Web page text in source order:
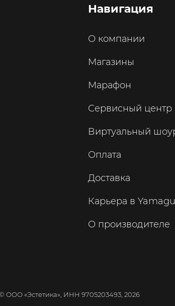
Навигация
О компании
Магазины
Марафон
Сервисный центр
Виртуальный
Оплата
Доставка
Карьера в
О производителе
ООО «Эстетика», ИНН 9705203493, 2026